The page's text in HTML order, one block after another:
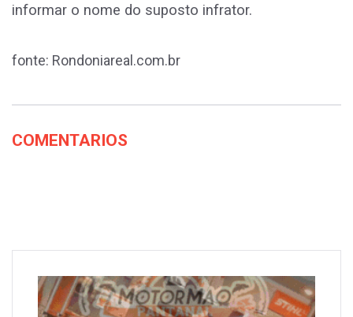
informar o nome do suposto infrator.
fonte: Rondoniareal.com.br
COMENTARIOS